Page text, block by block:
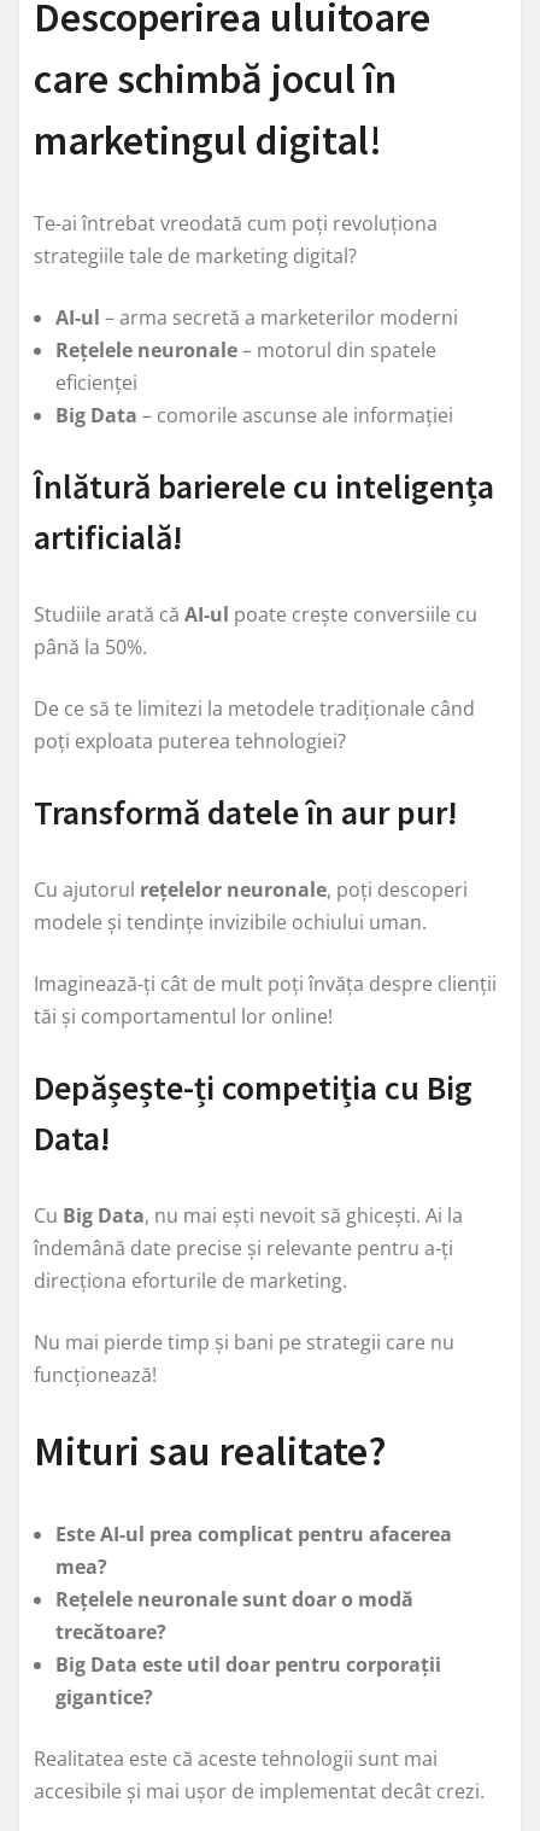
Descoperirea uluitoare
care schimbă jocul în
marketingul digital!
Te-ai întrebat vreodată cum poți revoluționa
strategiile tale de marketing digital?
AI-ul – arma secretă a marketerilor moderni
Rețelele neuronale– motorul din spatele
eficienței
Big Data – comorile ascunse ale informației
Înlătură barierele cu inteligența
artificială!
Studiile arată că AI-ul poate crește conversiile cu
până la 50%.
De ce să te limitezi la metodele tradiționale când
poți exploata puterea tehnologiei?
Transformă datele în aur pur!
Cu ajutorul rețelelor neuronale, poți descoperi
modele și tendințe invizibile ochiului uman.
Imaginează-ți cât de mult poți învăța despre clienții
tăi și comportamentul lor online!
Depășește-ți competiția cu Big
Data!
Cu Big Data, nu mai ești nevoit să ghicești. Ai la
îndemână date precise și relevante pentru a-ți
direcționa eforturile de marketing.
Nu mai pierde timp și bani pe strategii care nu
funcționează!
Mituri sau realitate?
Este AI-ul prea complicat pentru afacerea
mea?
Rețelele neuronale sunt doar o modă
trecătoare?
Big Data este util doar pentru corporații
gigantice?
Realitatea este că aceste tehnologii sunt mai
accesibile și mai ușor de implementat decât crezi.